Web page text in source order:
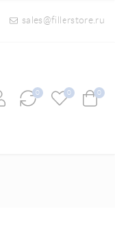
sales@fillerstore.ru
0 0 0